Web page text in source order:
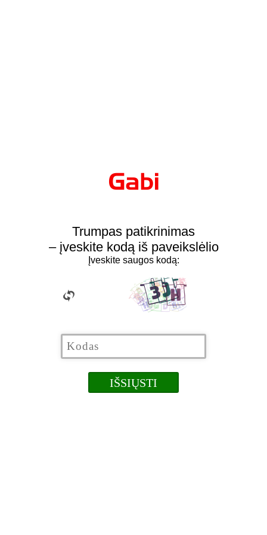
Trumpas patikrinimas
– įveskite kodą iš paveikslėlio
Įveskite saugos kodą: